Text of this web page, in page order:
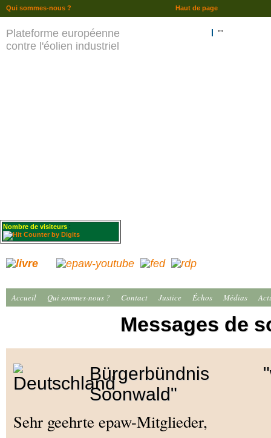
Plateforme européenne
contre l'éolien industriel
""
Nombre de visiteurs :
Accueil Qui sommes-nous ? Contact Justice Échos Médias
Messages de
Bürgerbündnis
Soonwald"
Sehr geehrte epaw-Mitglieder,
Haut de page
Qui sommes-nous ?